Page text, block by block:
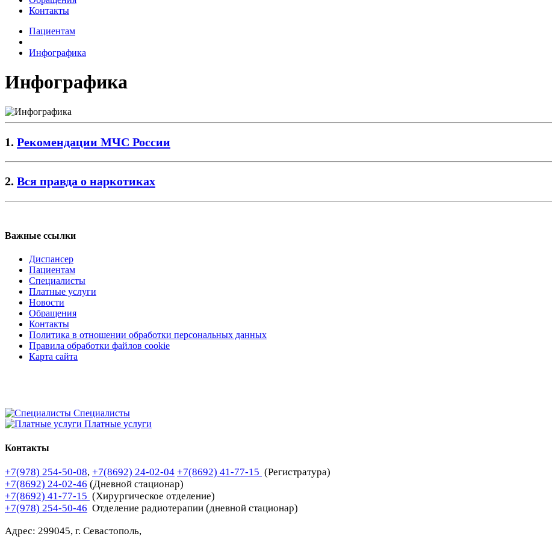
Контакты
Пациентам
Инфографика
Инфографика
1. Рекомендации МЧС России
2. Вся правда о наркотиках
Важные ссылки
Диспансер
Пациентам
Специалисты
Платные услуги
Новости
Обращения
Контакты
Политика в отношении обработки персональных данных
Правила обработки файлов cookie
Карта сайта
Специалисты
Платные услуги
Контакты
+7(978) 254-50-08, +7(8692) 24-02-04 +7(8692) 41-77-15 (Регистратура)
+7(8692) 24-02-46 (Дневной стационар)
+7(8692) 41-77-15 (Хирургическое отделение)
+7(978) 254-50-46 Отделение радиотерапии (дневной стационар)
Адрес: 299045, г. Севастополь,